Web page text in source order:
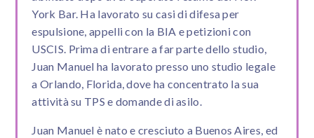
York Bar. Ha lavorato su casi di difesa per
espulsione, appelli con la BIA e petizioni con
USCIS. Prima di entrare a far parte dello studio,
Juan Manuel ha lavorato presso uno studio legale
a Orlando, Florida, dove ha concentrato la sua
attività su TPS e domande di asilo.
Juan Manuel è nato e cresciuto a Buenos Aires, ed